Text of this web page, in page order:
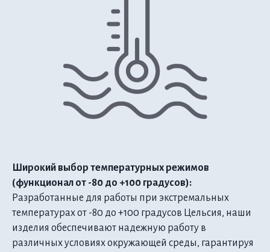
Широкий выбор температурных режимов
(функционал от -80 до +100 градусов):
Разработанные для работы при экстремальных
температурах от -80 до +100 градусов Цельсия, наши
изделия обеспечивают надежную работу в
различных условиях окружающей среды, гарантируя